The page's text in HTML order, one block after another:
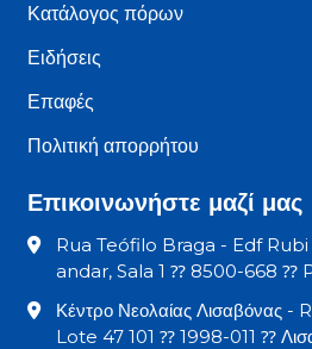
Κατάλογος πόρων
Ειδήσεις
Επαφές
Πολιτική απορρήτου
Επικοινωνήστε μαζί μας
Rua Teófilo Braga - Edf
andar, Sala 1 ⁇ 8500-668 ⁇
Κέντρο Νεολαίας Λισαβόνας
Lote 47 101 ⁇ 1998-011 ⁇